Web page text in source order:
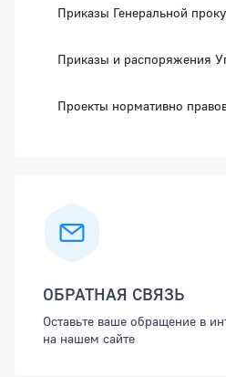
Приказы Генеральной
Приказы и распоряжения
Проекты нормативно
ОБРАТНАЯ СВЯЗЬ
Оставьте ваше обращение в
на нашем сайте